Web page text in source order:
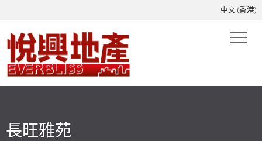
中文 (香港)
長旺雅苑